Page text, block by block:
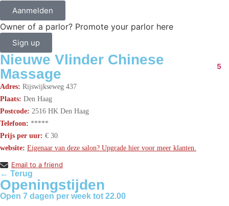
Aanmelden
Owner of a parlor? Promote your parlor here
Sign up
Nieuwe Vlinder Chinese
Massage
5
Adres: Rijswijkseweg 437
Plaats: Den Haag
Postcode: 2516 HK Den Haag
Telefoon: *****
Prijs per uur: € 30
website: Eigenaar van deze salon? Upgrade hier voor meer klanten.
Email to a friend
← Terug
Openingstijden
Open 7 dagen per week tot 22.00